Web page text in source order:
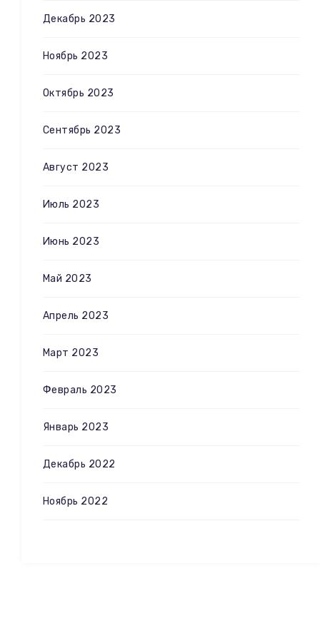
Декабрь 2023
Ноябрь 2023
Октябрь 2023
Сентябрь 2023
Август 2023
Июль 2023
Июнь 2023
Май 2023
Апрель 2023
Март 2023
Февраль 2023
Январь 2023
Декабрь 2022
Ноябрь 2022